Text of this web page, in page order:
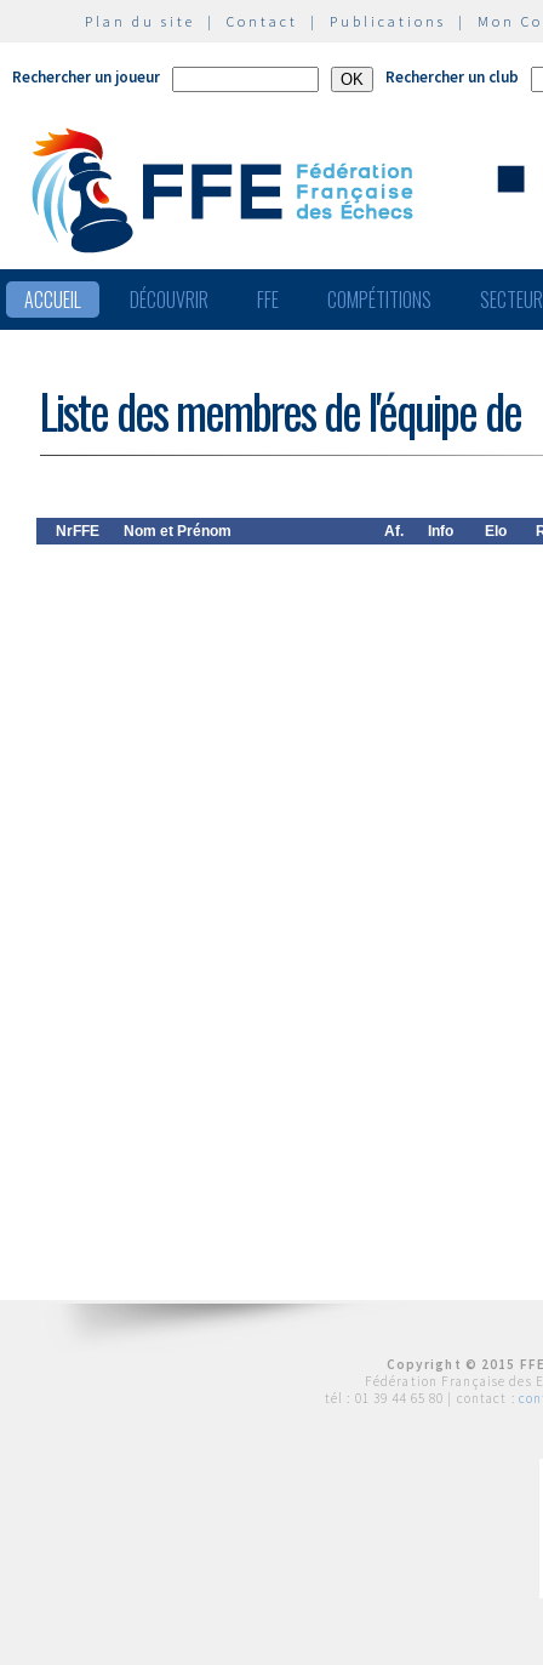
Plan du site | Contact | Publications | Mon
Rechercher un joueur Rechercher un club
ACCUEIL DÉCOUVRIR FFE COMPÉTITIONS
Liste des membres de l'équipe de
NrFFE Nom et Prénom Af. Info Elo
Copyright © 2015
Fédération Française des
tél : 01 39 44 65 80 | contact :